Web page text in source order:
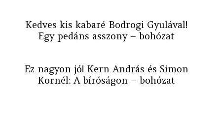
Kedves kis kabaré Bodrogi Gyulával!
Egy pedáns asszony – bohózat
Ez nagyon jó! Kern András és Simon
Kornél: A bíróságon – bohózat